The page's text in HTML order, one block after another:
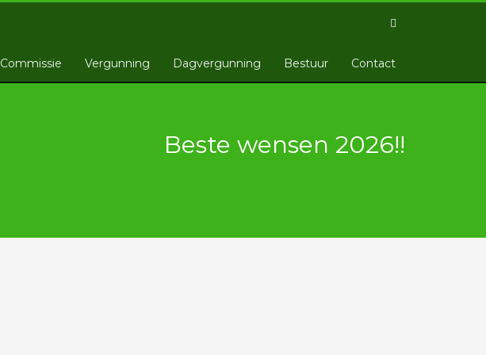
Commissie Vergunning Dagvergunning Bestuur Contact
Beste wensen 2026!!